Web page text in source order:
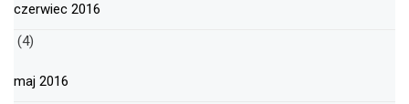
czerwiec 2016
(4)
maj 2016